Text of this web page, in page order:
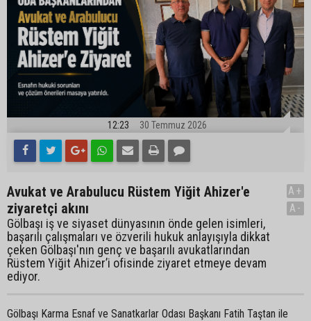
12:23 30 Temmuz 2026
Avukat ve Arabulucu Rüstem Yiğit Ahizer'e
ziyaretçi akını
Gölbaşı iş ve siyaset dünyasının önde gelen isimleri,
başarılı çalışmaları ve özverili hukuk anlayışıyla dikkat
çeken Gölbaşı'nın genç ve başarılı avukatlarından
Rüstem Yiğit Ahizer’i ofisinde ziyaret etmeye devam
ediyor.
A+
A-
Gölbaşı Karma Esnaf ve Sanatkarlar Odası Başkanı Fatih Taştan ile